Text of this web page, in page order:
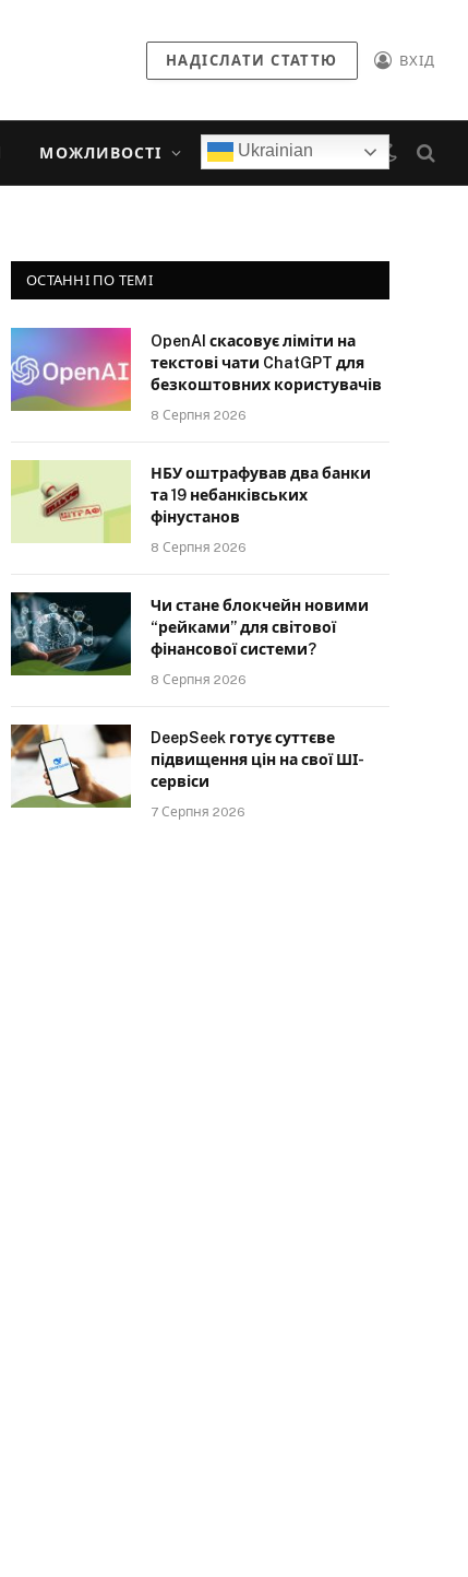
НАДІСЛАТИ СТАТТЮ ВХІД
МОЖЛИВОСТІ Ukrainian
ОСТАННІ ПО ТЕМІ
OpenAI скасовує ліміти на
текстові чати ChatGPT для
безкоштовних користувачів
8 Серпня 2026
НБУ оштрафував два банки
та 19 небанківських
фінустанов
8 Серпня 2026
Чи стане блокчейн новими
“рейками” для світової
фінансової системи?
8 Серпня 2026
DeepSeek готує суттєве
підвищення цін на свої ШІ-
сервіси
7 Серпня 2026